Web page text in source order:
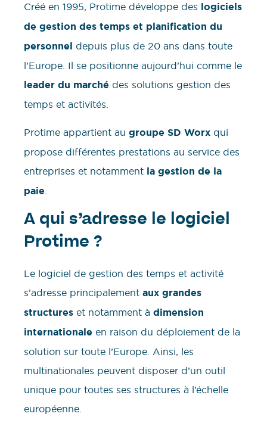
Créé en 1995, Protime développe des logiciels
de gestion des temps et planification du
personnel depuis plus de 20 ans dans toute
l’Europe. Il se positionne aujourd’hui comme le
leader du marché des solutions gestion des
temps et activités.
Protime appartient au groupe SD Worx qui
propose différentes prestations au service des
entreprises et notamment la gestion de la
paie
A qui s’adresse le logiciel
Protime ?
Le logiciel de gestion des temps et activité
s’adresse principalement aux grandes
structures et notamment à dimension
internationale en raison du déploiement de la
solution sur toute l’Europe. Ainsi, les
multinationales peuvent disposer d’un outil
unique pour toutes ses structures à l’échelle
européenne.